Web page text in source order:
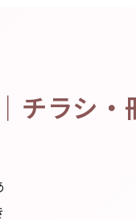
ラシ・